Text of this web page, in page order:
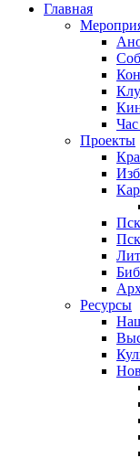
Главная
Проекты
Ресурсы